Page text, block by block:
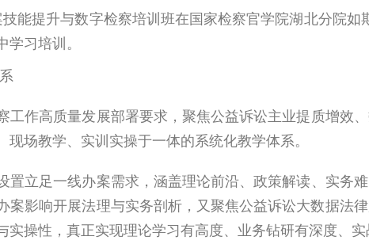
能提升与数字检察培训班在国家检察官学院湖北分院
习培训。
工作高质量发展部署要求，聚焦公益诉讼主业提质增效
现场教学、实训实操于一体的系统化教学体系。
置立足一线办案需求，涵盖理论前沿、政策解读、实务
案影响开展法理与实务剖析，又聚焦公益诉讼大数据法
操性，真正实现理论学习有高度、业务钻研有深度、实